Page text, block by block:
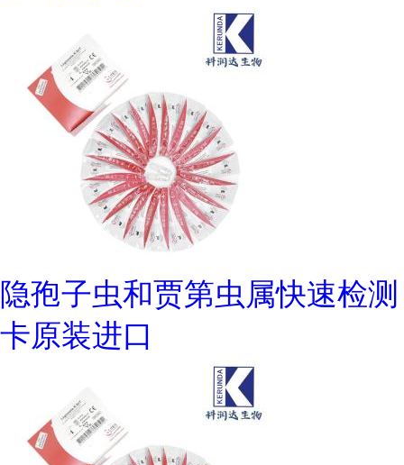
隐孢子虫和贾第虫属快速检测
卡原装进口